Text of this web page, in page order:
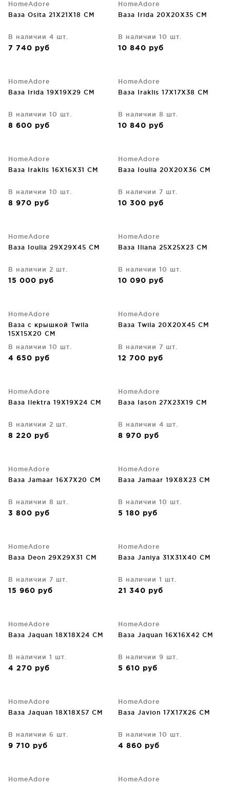
HomeAdore
Ваза Osita 21X21X18 CM
В наличии 4 шт.
7 740 руб
HomeAdore
Ваза Irida 20X20X35 CM
В наличии 10 шт.
10 840 руб
HomeAdore
Ваза Irida 19X19X29 CM
В наличии 10 шт.
8 600 руб
HomeAdore
Ваза Iraklis 17X17X38 CM
В наличии 8 шт.
10 840 руб
HomeAdore
Ваза Iraklis 16X16X31 CM
В наличии 10 шт.
8 970 руб
HomeAdore
Ваза Ioulia 20X20X36 CM
В наличии 7 шт.
10 300 руб
HomeAdore
Ваза Ioulia 29X29X45 CM
В наличии 2 шт.
15 000 руб
HomeAdore
Ваза Iliana 25X25X23 CM
В наличии 10 шт.
10 090 руб
HomeAdore
Ваза с крышкой Twila
15X15X20 CM
В наличии 10 шт.
4 650 руб
HomeAdore
Ваза Twila 20X20X45 CM
В наличии 7 шт.
12 700 руб
HomeAdore
Ваза Ilektra 19X19X24 CM
В наличии 2 шт.
8 220 руб
HomeAdore
Ваза Iason 27X23X19 CM
В наличии 4 шт.
8 970 руб
HomeAdore
Ваза Jamaar 16X7X20 CM
В наличии 8 шт.
3 800 руб
HomeAdore
Ваза Jamaar 19X8X23 CM
В наличии 10 шт.
5 180 руб
HomeAdore
Ваза Deon 29X29X31 CM
В наличии 7 шт.
15 960 руб
HomeAdore
Ваза Janiya 31X31X40 CM
В наличии 1 шт.
21 340 руб
HomeAdore
Ваза Jaquan 18X18X24 CM
В наличии 1 шт.
4 270 руб
HomeAdore
Ваза Jaquan 16X16X42 CM
В наличии 9 шт.
5 610 руб
HomeAdore
Ваза Jaquan 18X18X57 CM
В наличии 6 шт.
9 710 руб
HomeAdore
Ваза Javion 17X17X26 CM
В наличии 10 шт.
4 860 руб
HomeAdore HomeAdore